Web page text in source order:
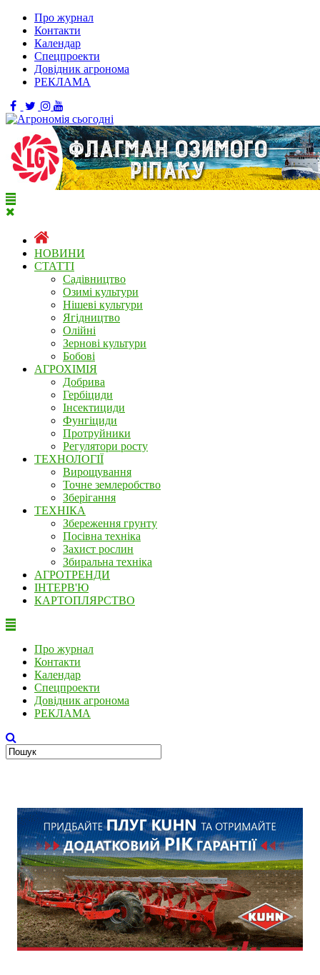
Про журнал
Контакти
Календар
Спецпроекти
Довідник агронома
РЕКЛАМА
НОВИНИ
СТАТТІ
Садівництво
Озимі культури
Нішеві культури
Ягідництво
Олійні
Зернові культури
Бобові
АГРОХІМІЯ
Добрива
Гербіциди
Інсектициди
Фунгіциди
Протруйники
Регулятори росту
ТЕХНОЛОГІЇ
Вирощування
Точне землеробство
Зберігання
ТЕХНІКА
Збереження грунту
Посівна техніка
Захист рослин
Збиральна техніка
АГРОТРЕНДИ
ІНТЕРВ'Ю
КАРТОПЛЯРСТВО
Про журнал
Контакти
Календар
Спецпроекти
Довідник агронома
РЕКЛАМА